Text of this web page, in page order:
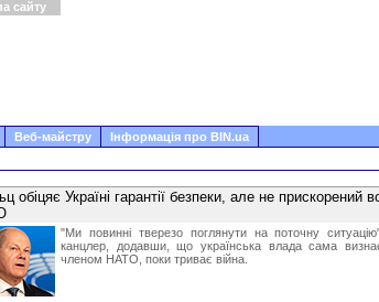
сайту
Веб-майстру Інформація про BIN.ua
обіцяє Україні гарантії безпеки, але не прискорений
"Ми повинні тверезо поглянути на поточну
канцлер, додавши, що українська влада сама
членом НАТО, поки триває війна.